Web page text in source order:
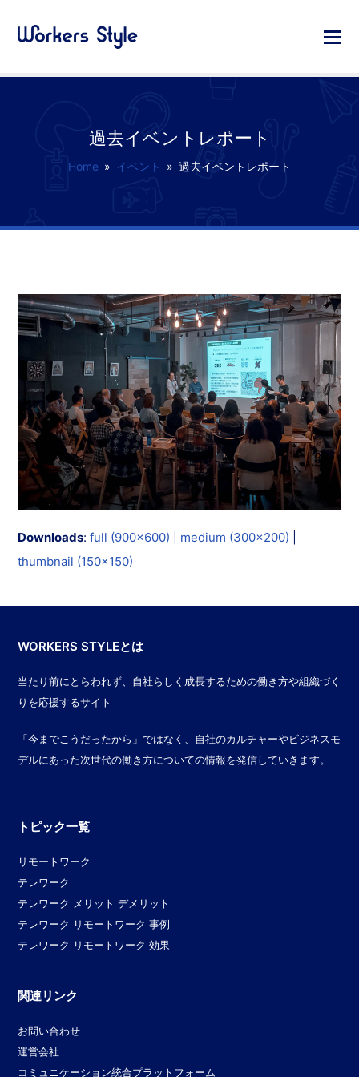
過去イベントレポート
Home » イベント » 過去イベントレポート
Downloads:full (900x600) medium (300x200)
thumbnail (150x150)
WORKERS STYLEとは
当たり前にとらわれず、自社らしく成長するための働き方や組織づく
りを応援するサイト
「今までこうだったから」ではなく、自社のカルチャーやビジネスモ
デルにあった次世代の働き方についての情報を発信していきます。
トピック一覧
リモートワーク
テレワーク
テレワーク メリット デメリット
テレワーク リモートワーク 事例
テレワーク リモートワーク 効果
関連リンク
お問い合わせ
運営会社
コミュニケーション統合プラットフォーム